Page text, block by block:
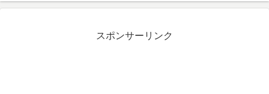
スポンサーリンク